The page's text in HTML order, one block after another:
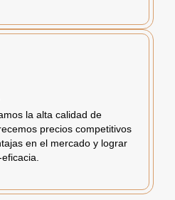
la alta calidad de
precios competitivos
en el mercado y lograr